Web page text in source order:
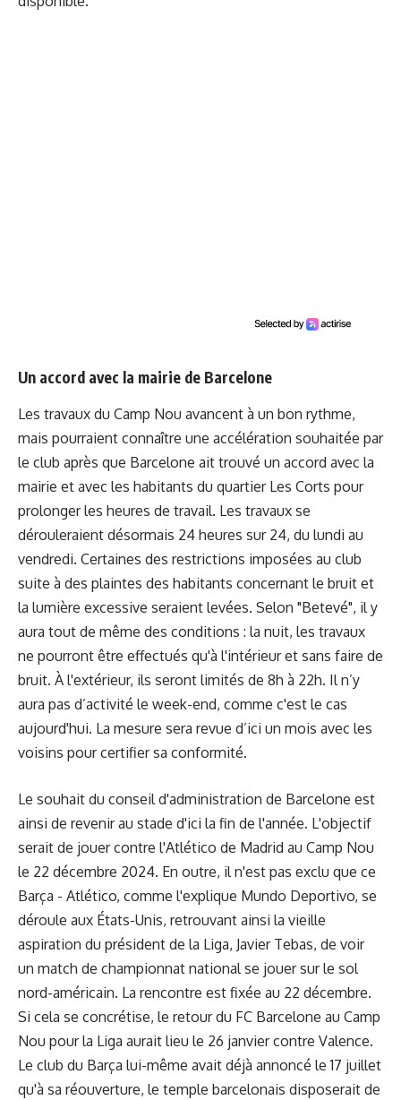
Un accord avec la mairie de Barcelone
Les travaux du Camp Nou avancent à un bon rythme,
mais pourraient connaître une accélération souhaitée par
le club après que Barcelone ait trouvé un accord avec la
mairie et avec les habitants du quartier Les Corts pour
prolonger les heures de travail. Les travaux se
dérouleraient désormais 24 heures sur 24, du lundi au
vendredi. Certaines des restrictions imposées au club
suite à des plaintes des habitants concernant le bruit et
la lumière excessive seraient levées. Selon "Betevé", il y
aura tout de même des conditions : la nuit, les travaux
ne pourront être effectués qu'à l'intérieur et sans faire de
bruit. À l'extérieur, ils seront limités de 8h à 22h. Il n’y
aura pas d’activité le week-end, comme c'est le cas
aujourd'hui. La mesure sera revue d’ici un mois avec les
voisins pour certifier sa conformité.
Le souhait du conseil d'administration de Barcelone est
ainsi de revenir au stade d'ici la fin de l'année. L'objectif
serait de jouer contre l'Atlético de Madrid au Camp Nou
le 22 décembre 2024. En outre, il n'est pas exclu que ce
Barça - Atlético, comme l'explique Mundo Deportivo, se
déroule aux États-Unis, retrouvant ainsi la vieille
aspiration du président de la Liga, Javier Tebas, de voir
un match de championnat national se jouer sur le sol
nord-américain. La rencontre est fixée au 22 décembre.
Si cela se concrétise, le retour du FC Barcelone au Camp
Nou pour la Liga aurait lieu le 26 janvier contre Valence.
Le club du Barça lui-même avait déjà annoncé le 17 juillet
qu'à sa réouverture, le temple barcelonais disposerait de